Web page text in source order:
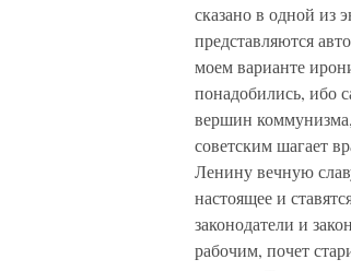
сказано в одной из
представляются
моем варианте
понадобились, ибо
вершин
советским шагает
Ленину вечную
настоящее и
законодатели и
рабочим, почет